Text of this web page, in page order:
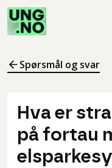
Spørsmål og svar
Hva er
på fortau